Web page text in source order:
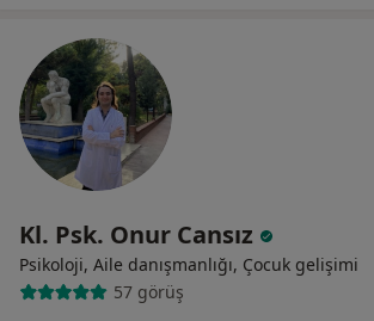
Kl. Psk. Onur Cansız
Psikoloji, Aile danışmanlığı, Çocuk gelişimi
57 görüş